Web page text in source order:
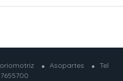
Asopartes
Tel